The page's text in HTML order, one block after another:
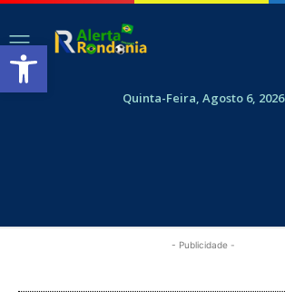
Abrir a barra de ferramentas
Quinta-Feira, Agosto 6, 2026
- Publicidade -